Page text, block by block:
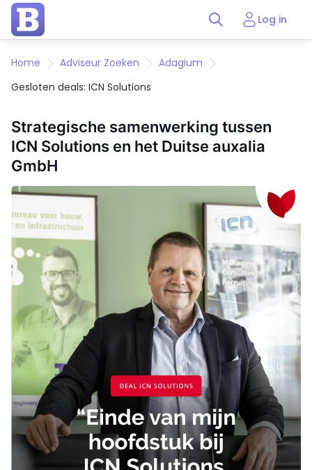
Log in
Home Adviseur Zoeken
Adagium
Gesloten deals: ICN Solutions
Strategische samenwerking tussen
ICN Solutions en het Duitse auxalia
GmbH